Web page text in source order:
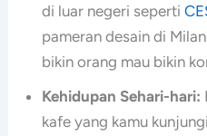
di luar negeri seperti
pameran desain di
bikin orang mau bikin
Kehidupan Sehari-hari:
kafe yang kamu